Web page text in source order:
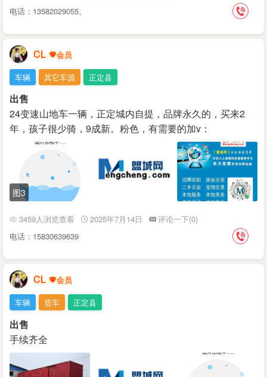
电话：13582029055。
CL
车辆 其它车源 正定县
出售
24变速山地车一辆，正定城内自提，品牌永久的，买来2
年，孩子很少骑，9成新。粉色，有需要的加v：
图3
3459人浏览查看 2025年7月14日
评论一下(0)
电话：15830639639
CL
车辆 货车 正定县
出售
手续齐全